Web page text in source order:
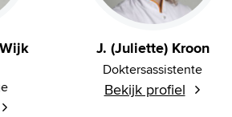
J. (Juliette) Kroon
Doktersassistente
Bekijk profiel